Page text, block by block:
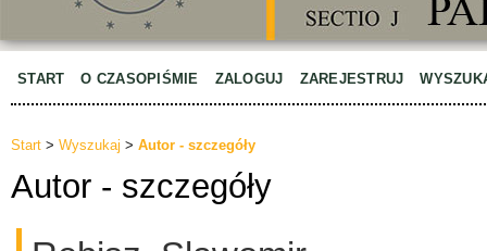
START O CZASOPIŚMIE ZALOGUJ ZAREJESTRUJ
Start > Wyszukaj > Autor - szczegóły
Autor - szczegóły